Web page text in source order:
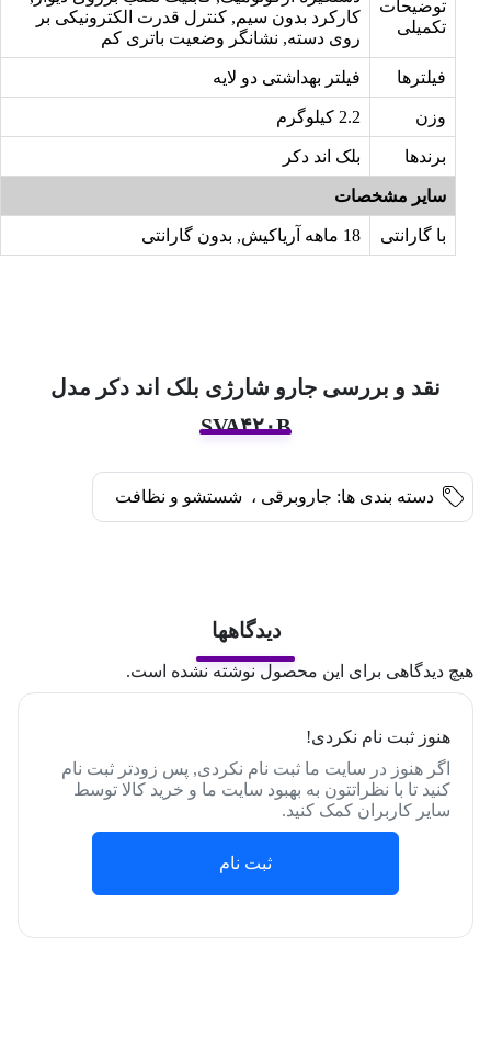
توضیحات
تکمیلی
کارکرد بدون سیم, کنترل قدرت الکترونیکی بر
روی دسته, نشانگر وضعیت باتری کم
فیلترها فیلتر بهداشتی دو لایه
وزن 2.2 کیلوگرم
برندها بلک اند دکر
سایر مشخصات
با گارانتی 18 ماهه آریاکیش, بدون گارانتی
نقد و بررسی جارو شارژی بلک اند دکر مدل
SVA۴۲۰B
دسته بندی ها: جاروبرقی ، شستشو و نظافت
دیدگاهها
هیچ دیدگاهی برای این محصول نوشته نشده است.
هنوز ثبت نام نکردی!
اگر هنوز در سایت ما ثبت نام نکردی, پس زودتر ثبت نام
کنید تا با نظراتتون به بهبود سایت ما و خرید کالا توسط
سایر کاربران کمک کنید.
ثبت نام